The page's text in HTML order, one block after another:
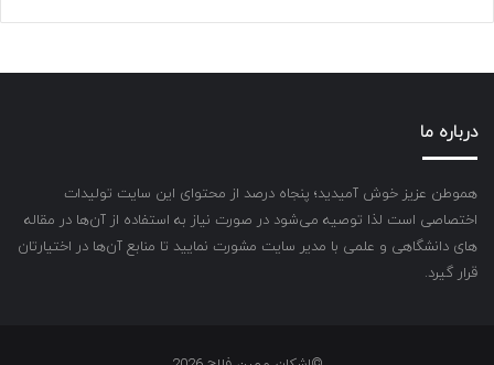
درباره ما
هموطن عزیز خوش آمیدید؛ پنجاه درصد از محتوای این سایت تولیدات
اختصاصی است لذا توصیه می‌شود در صورت نیاز به استفاده از آن‌ها در مقاله
های دانشگاهی و علمی با مدیر سایت مشورت نمایید تا منابع آن‌ها در اختیارتان
قرار گیرد.